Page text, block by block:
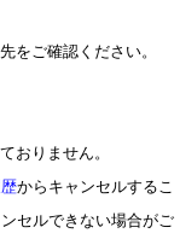
をご確認ください。
おりません。
からキャンセルするこ
セルできない場合がご